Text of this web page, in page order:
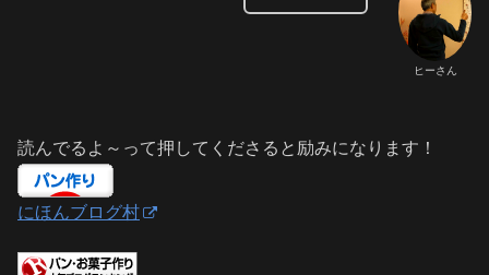
ヒーさん
読んでるよ～って押してくださると励みになります！
にほんブログ村